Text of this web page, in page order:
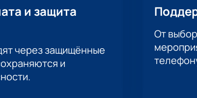
и защита
через защищённые
и
От